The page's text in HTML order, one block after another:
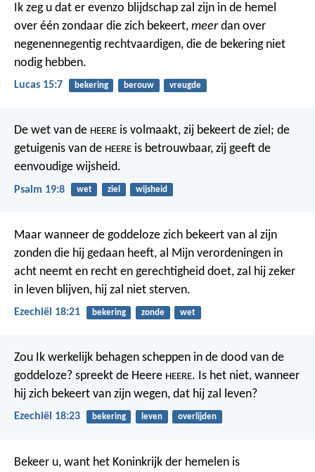
Ik zeg u dat er evenzo blijdschap zal zijn in de hemel
over één zondaar die zich bekeert, meerdan over
negenennegentig rechtvaardigen, die de bekering niet
nodig hebben.
Lucas 15:7 bekering berouw vreugde
De wet van de HEERE is volmaakt, zij bekeert de ziel; de
getuigenis van de HEERE is betrouwbaar, zij geeft de
eenvoudige wijsheid.
Psalm 19:8 wet ziel wijsheid
Maar wanneer de goddeloze zich bekeert van al zijn
zonden die hij gedaan heeft, al Mijn verordeningen in
acht neemt en recht en gerechtigheid doet, zal hij zeker
in leven blijven, hij zal niet sterven.
Ezechiël 18:21 bekering zonde wet
Zou Ik werkelijk behagen scheppen in de dood van de
goddeloze? spreekt de Heere HEERE. Is het niet, wanneer
hij zich bekeert van zijn wegen, dat hij zal leven?
Ezechiël 18:23 bekering leven overlijden
Bekeer u, want het Koninkrijk der hemelen is